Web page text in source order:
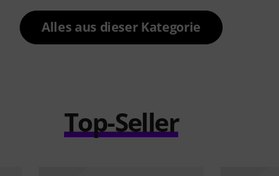
Alles aus dieser Kategorie
Top-Seller